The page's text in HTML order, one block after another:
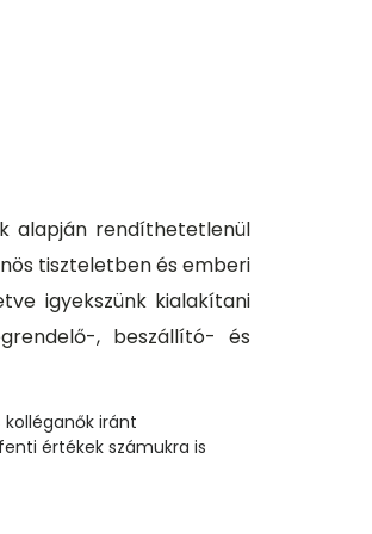
alapján rendíthetetlenül
tiszteletben és emberi
igyekszünk kialakítani
, beszállító- és
iránt
értékek számukra is